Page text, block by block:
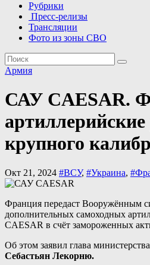
Рубрики
Пресс-релизы
Трансляции
Фото из зоны СВО
Армия
САУ CAESAR.
артиллерийские
крупного
Окт 21, 2024 #ВСУ, #Украина,
Франция передаст Вооружённым
дополнительных самоходных
CAESAR в счёт замороженных
Об этом заявил глава
Себастьян Лекорню.